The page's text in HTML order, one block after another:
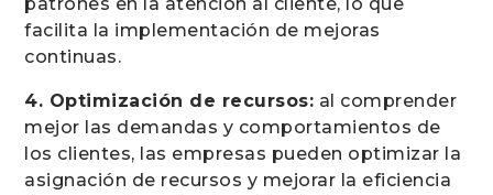
facilita la implementación de mejoras
continuas.
4. Optimización de recursos: al comprender
mejor las demandas y comportamientos de
los clientes, las empresas pueden optimizar la
asignación de recursos y mejorar la eficiencia